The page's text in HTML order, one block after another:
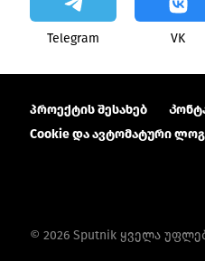
Telegram VK
პროექტის შესახებ
Cookie და ავტომატური
© 2026 Sputnik ყველა